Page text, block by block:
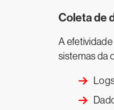
Coleta de
A
sistemas da